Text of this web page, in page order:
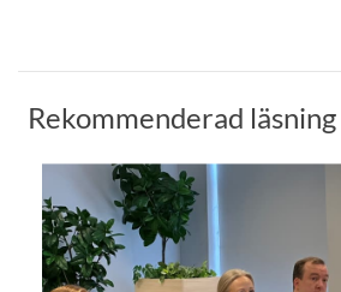
Rekommenderad läsning